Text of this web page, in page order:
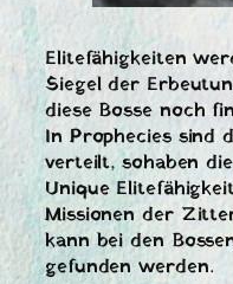
Elitefähigkeiten
Siegel der
diese Bosse noch
In Prophecies sind
verteilt, sohaben
Unique
Missionen der
kann bei den
gefunden werden.